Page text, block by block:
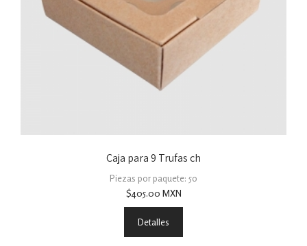
Caja para 9 Trufas ch
Piezas por paquete: 50
$405.00 MXN
Detalles